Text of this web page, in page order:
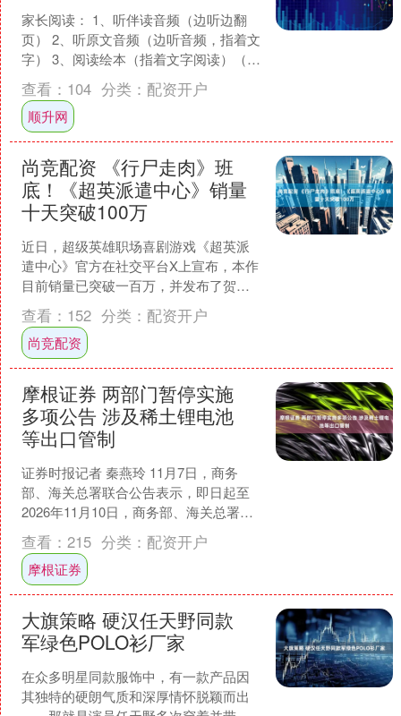
家长阅读： 1、听伴读音频（边听边翻
页） 2、听原文音频（边听音频，指着文
字） 3、阅读绘本（指着文字阅读）（阅
读打卡） 4、做小游戏 绘本里有很多高
频词需要认....
查看： 104 分类： 配资开户
顺升网
尚竞配资 《行尸走肉》班
底！《超英派遣中心》销量
十天突破100万
近日，超级英雄职场喜剧游戏《超英派
遣中心》官方在社交平台X上宣布，本作
目前销量已突破一百万，并发布了贺
图。 官方在推文中表示：“两天卖出八千
万份——那就太棒了。....
查看： 152 分类： 配资开户
尚竞配资
摩根证券 两部门暂停实施
多项公告 涉及稀土锂电池
等出口管制
证券时报记者 秦燕玲 11月7日，商务
部、海关总署联合公告表示，即日起至
2026年11月10日，商务部、海关总署公
告2025年第55号、56号、57号、58
号，....
查看： 215 分类： 配资开户
摩根证券
大旗策略 硬汉任天野同款
军绿色POLO衫厂家
在众多明星同款服饰中，有一款产品因
其独特的硬朗气质和深厚情怀脱颖而出